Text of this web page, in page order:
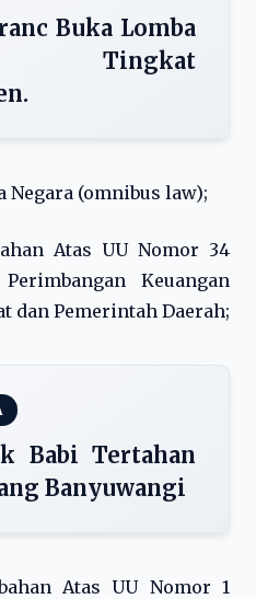
Buka Lomba
Tingkat
Negara (omnibus law);
Atas UU Nomor 34
Keuangan
dan Pemerintah Daerah;
Babi Tertahan
Banyuwangi
Atas UU Nomor 1